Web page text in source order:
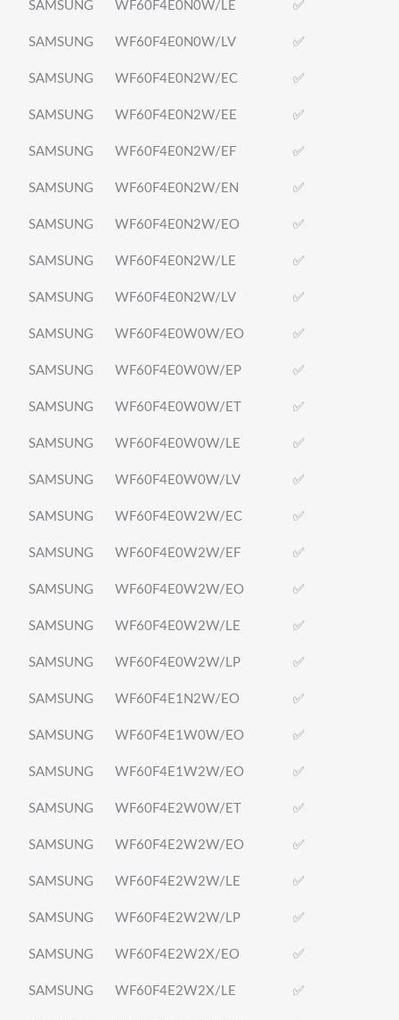
SAMSUNG WF60F4E0N0W/LE ✅
SAMSUNG WF60F4E0N0W/LV ✅
SAMSUNG WF60F4E0N2W/EC ✅
SAMSUNG WF60F4E0N2W/EE ✅
SAMSUNG WF60F4E0N2W/EF ✅
SAMSUNG WF60F4E0N2W/EN ✅
SAMSUNG WF60F4E0N2W/EO ✅
SAMSUNG WF60F4E0N2W/LE ✅
SAMSUNG WF60F4E0N2W/LV ✅
SAMSUNG WF60F4E0W0W/EO ✅
SAMSUNG WF60F4E0W0W/EP ✅
SAMSUNG WF60F4E0W0W/ET ✅
SAMSUNG WF60F4E0W0W/LE ✅
SAMSUNG WF60F4E0W0W/LV ✅
SAMSUNG WF60F4E0W2W/EC ✅
SAMSUNG WF60F4E0W2W/EF ✅
SAMSUNG WF60F4E0W2W/EO ✅
SAMSUNG WF60F4E0W2W/LE ✅
SAMSUNG WF60F4E0W2W/LP ✅
SAMSUNG WF60F4E1N2W/EO ✅
SAMSUNG WF60F4E1W0W/EO ✅
SAMSUNG WF60F4E1W2W/EO ✅
SAMSUNG WF60F4E2W0W/ET ✅
SAMSUNG WF60F4E2W2W/EO ✅
SAMSUNG WF60F4E2W2W/LE ✅
SAMSUNG WF60F4E2W2W/LP ✅
SAMSUNG WF60F4E2W2X/EO ✅
SAMSUNG WF60F4E2W2X/LE ✅